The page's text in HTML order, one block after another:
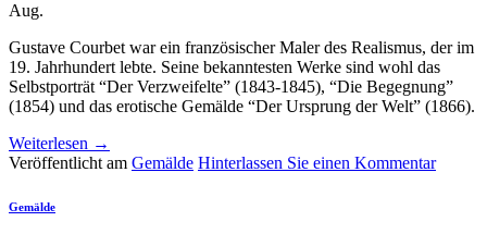
Aug.
Gustave Courbet war ein französischer Maler des Realismus, der im
19. Jahrhundert lebte. Seine bekanntesten Werke sind wohl das
Selbstporträt “Der Verzweifelte” (1843-1845), “Die Begegnung”
(1854) und das erotische Gemälde “Der Ursprung der Welt” (1866).
Weiterlesen →
Veröffentlicht am Gemälde Hinterlassen Sie einen Kommentar
Gemälde